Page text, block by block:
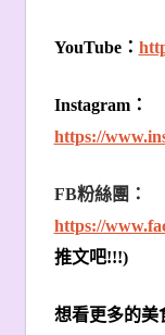
YouTube：
Instagram：
https://
FB粉絲團：
https://
推文吧!!!)
想看更多的美